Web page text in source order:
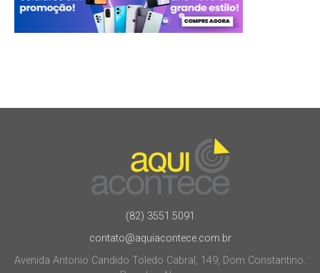
(82) 3551.5091
contato@aquiacontece.com.br
Avenida Antonio Candido Toledo Cabral, 149, Dom Constantino.